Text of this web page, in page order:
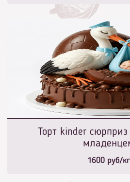
Торт kinder
1600 руб/кг